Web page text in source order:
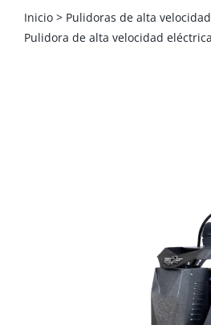
Inicio> Pulidoras de alta
Pulidora de alta velocidad